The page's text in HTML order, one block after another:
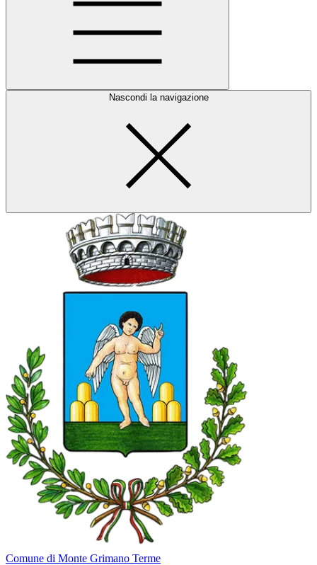
Nascondi la navigazione
Comune di Monte Grimano Terme